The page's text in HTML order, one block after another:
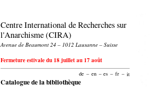
Centre International de Recherches sur
l'Anarchisme (CIRA)
Avenue de Beaumont 24 – 1012 Lausanne – Suisse
Fermeture estivale du 18 juillet au 17 août
de – en – es – fr – it
Catalogue de la bibliothèque